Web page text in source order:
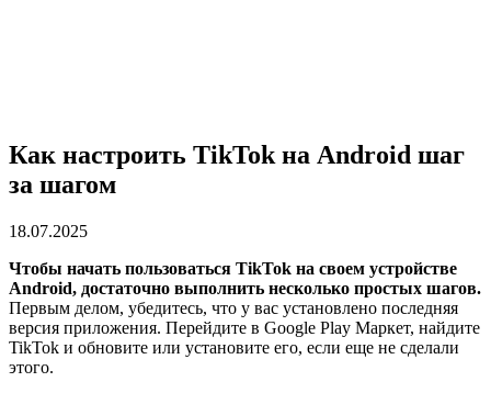
Как настроить TikTok на Android шаг
за шагом
18.07.2025
Чтобы начать пользоваться TikTok на своем устройстве
Android, достаточно выполнить несколько простых шагов.
Первым делом, убедитесь, что у вас установлено последняя
версия приложения. Перейдите в Google Play Маркет, найдите
TikTok и обновите или установите его, если еще не сделали
этого.